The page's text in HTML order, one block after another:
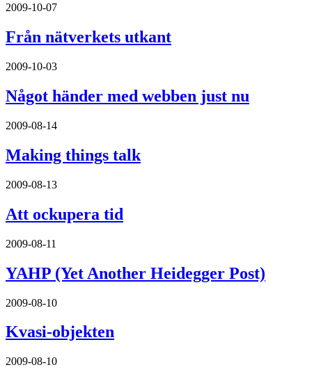
2009-10-07
Från nätverkets utkant
2009-10-03
Något händer med webben just nu
2009-08-14
Making things talk
2009-08-13
Att ockupera tid
2009-08-11
YAHP (Yet Another Heidegger Post)
2009-08-10
Kvasi-objekten
2009-08-10